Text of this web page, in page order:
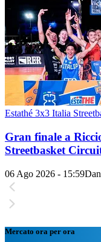
Estathé 3x3 Italia
Gran finale a
Streetbasket
06 Ago 2026 - 15:59
Mercato ora per ora